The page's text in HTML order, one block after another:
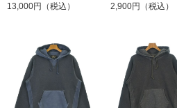
13,000円（税込） 2,900円（税込）